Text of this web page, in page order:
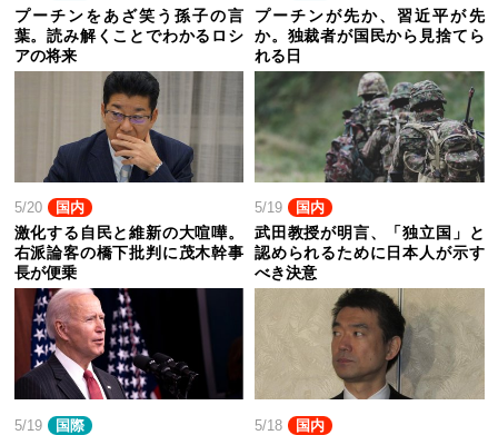
プーチンをあざ笑う孫子の言
葉。読み解くことでわかるロシ
アの将来
プーチンが先か、習近平が先
か。独裁者が国民から見捨てら
れる日
5/20 国内
激化する自民と維新の大喧嘩。
右派論客の橋下批判に茂木幹事
長が便乗
5/19 国内
武田教授が明言、「独立国」と
認められるために日本人が示す
べき決意
5/19 国際 5/18 国内